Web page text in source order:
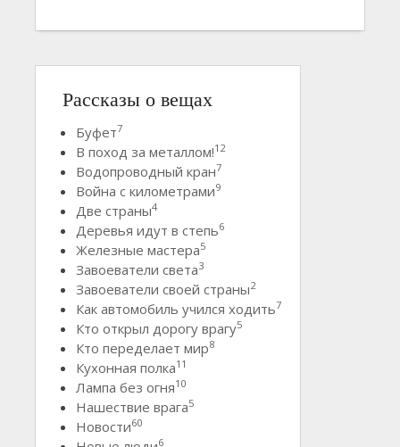
Рассказы о вещах
Буфет7
В поход за металлом!12
Водопроводный кран7
Война с километрами9
Две страны4
Деревья идут в степь6
Железные мастера5
Завоеватели света3
Завоеватели своей страны2
Как автомобиль учился ходить7
Кто открыл дорогу врагу5
Кто переделает мир8
Кухонная полка11
Лампа без огня10
Нашествие врага5
Новости60
6